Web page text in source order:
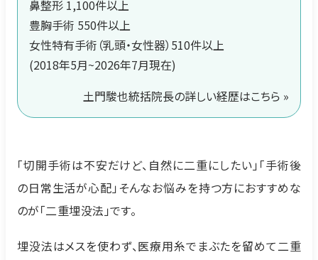
鼻整形 1,100件以上
豊胸手術 550件以上
女性特有手術（乳頭・女性器）510件以上
(2018年5月~2026年7月現在)
土門駿也統括院長の詳しい経歴はこちら »
「切開手術は不安だけど、自然に二重にしたい」「手術後
の日常生活が心配」そんなお悩みを持つ方におすすめな
のが「二重埋没法」です。
埋没法はメスを使わず、医療用糸でまぶたを留めて二重